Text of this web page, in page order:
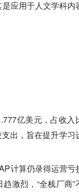
应用于人文学科内
亿美元，占收入
出，旨在提升学习
计算仍录得运营亏
激烈，“全栈厂商”